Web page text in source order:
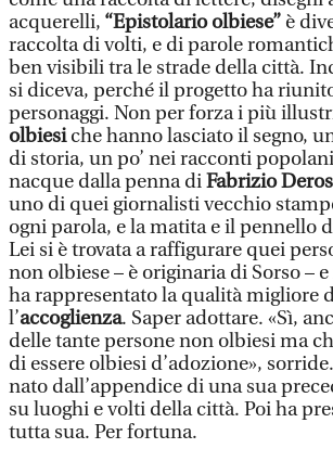
acquerelli, “Epistolario olbiese” è
raccolta di volti, e di parole
ben visibili tra le strade della città.
si diceva, perché il progetto ha
personaggi. Non per forza i più
olbiesiche hanno lasciato il segno,
di storia, un po’ nei racconti
nacque dalla penna diFabrizio
uno di quei giornalisti vecchio
ogni parola, e la matita e il pennello
Lei si è trovata a raffigurare quei
non olbiese – è originaria di Sorso –
ha rappresentato la qualità migliore
l’accoglienza. Saper adottare. «Sì,
delle tante persone non olbiesi ma
di essere olbiesi d’adozione»,
nato dall’appendice di una sua
su luoghi e volti della città. Poi ha
tutta sua. Per fortuna.